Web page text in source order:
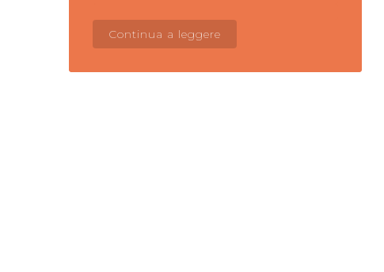
Continua a leggere